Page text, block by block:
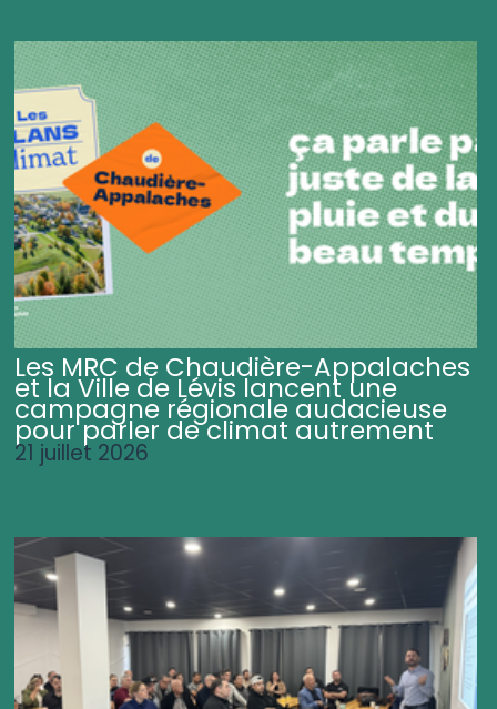
Les MRC de Chaudière-Appalaches
et la Ville de Lévis lancent une
campagne régionale audacieuse
pour parler de climat autrement
21 juillet 2026